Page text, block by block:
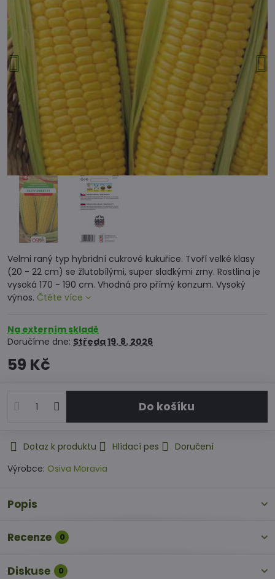
Velmi raný typ hybridní cukrové kukuřice. Tvoří velké klasy
(20 - 22 cm) se žlutobílými, super sladkými zrny. Rostlina je
vysoká 170 - 190 cm. Vhodná pro přímý konzum. Vysoký
výnos. Čtěte více
Na externím skladě
Doručíme dne: Středa19. 8. 2026
59 Kč
Do košíku
Dotaz k produktu Hlídací pes
Doručení
Výrobce: Osiva Moravia
Popis
Recenze 0
Diskuse 0